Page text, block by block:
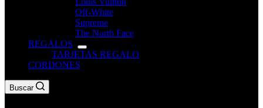
Off-White
Supreme
The North Face
REGALOS
TARJETAS REGALO
CORDONES
Buscar